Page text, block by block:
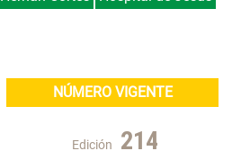
NÚMERO VIGENTE
Edición 214